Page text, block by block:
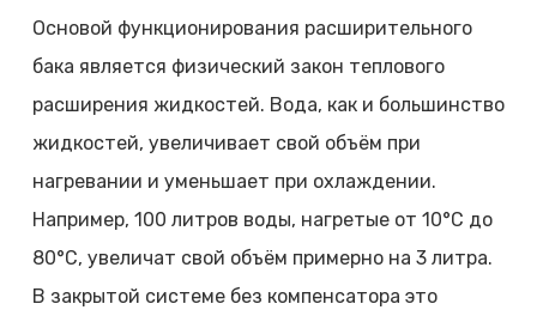
Основой функционирования расширительного
бака является физический закон теплового
расширения жидкостей. Вода, как и большинство
жидкостей, увеличивает свой объём при
нагревании и уменьшает при охлаждении.
Например, 100 литров воды, нагретые от 10°C до
80°C, увеличат свой объём примерно на 3 литра.
В закрытой системе без компенсатора это